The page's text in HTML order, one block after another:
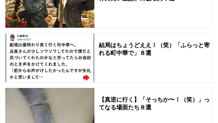
結局はちょうどええ！（笑）「ふらっと寄
れる町中華で」８選
【真逆に行く】「そっちか〜！（笑）」っ
てなる場面たち８選